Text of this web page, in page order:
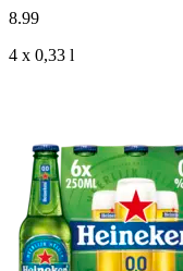
8.99
4 x 0,33 l